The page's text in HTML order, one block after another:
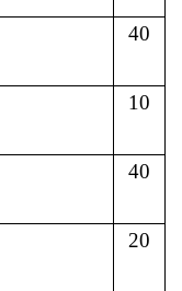
40
10
40
20